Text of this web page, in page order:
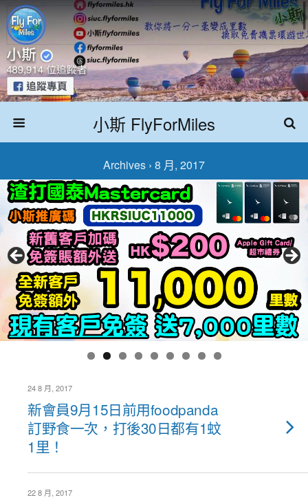
小斯 FlyForMiles
Archives › 8 月, 2017
24 8 月, 2017
新會員9月15日前用foodpanda
訂野食一次，打後30日都有1蚊
1里！
22 8 月, 2017